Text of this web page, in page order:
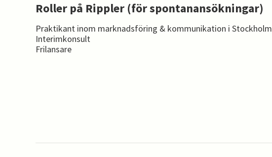
Roller på Rippler (för spontanansökningar)
Praktikant inom marknadsföring & kommunikation i Stockholm
Interimkonsult
Frilansare